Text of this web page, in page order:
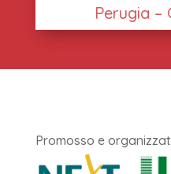
Perugia –
Promosso e